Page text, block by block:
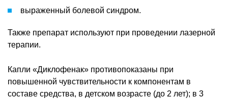
выраженный болевой синдром.
Также препарат используют при проведении лазерной
терапии.
Капли «Диклофенак» противопоказаны при
повышенной чувствительности к компонентам в
составе средства, в детском возрасте (до 2 лет); в 3